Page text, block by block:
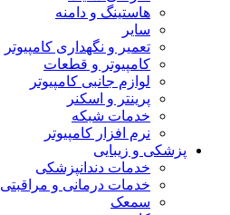
هاستینگ و دامنه
سایر
تعمیر و نگهداری کامپیوتر
کامپیوتر و قطعات
لوازم جانبی کامپیوتر
پرینتر و اسکنر
خدمات شبکه
نرم افزار کامپیوتر
پزشکی و زیبایی
خدمات دندانپزشکی
خدمات درمانی و مراقبتی
سمعک